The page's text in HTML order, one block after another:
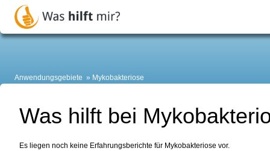
Anwendungsgebiete Mykobakteriose
Was hilft bei
Es liegen noch keine Erfahrungsberichte für Mykobakteriose vor.